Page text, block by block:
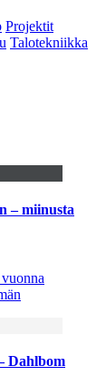
Projektit
Talotekniikka
– miinusta
Dahlbom